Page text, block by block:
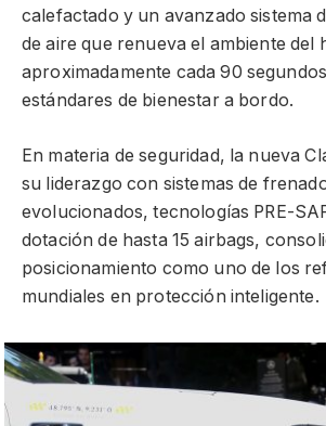
calefactado y un avanzado sistema
de aire que renueva el ambiente del
aproximadamente cada 90
estándares de bienestar a bordo.
En materia de seguridad, la nueva
su liderazgo con sistemas de
evolucionados, tecnologías PRE-
dotación de hasta 15 airbags,
posicionamiento como uno de los
mundiales en protección inteligente.